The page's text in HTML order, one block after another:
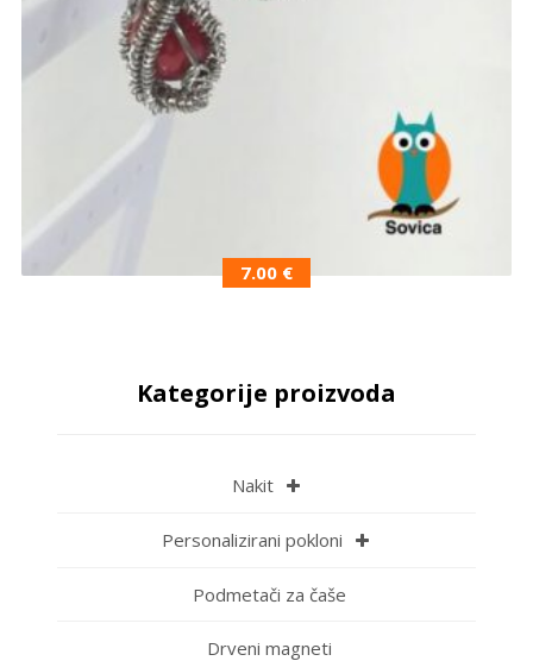
7.00 €
Kategorije proizvoda
Nakit
Personalizirani pokloni
Podmetači za čaše
Drveni magneti